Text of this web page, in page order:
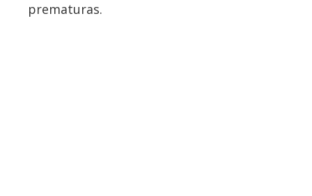
prematuras.